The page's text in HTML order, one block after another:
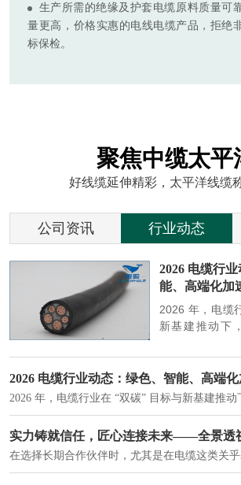
生产所需的绝缘及护套电缆原料质量可
量更高，价格实惠的电线电缆产品，拒绝
标保检。
聚焦中缆太平
好线缆延伸精彩，太平洋线缆
公司资讯 行业动态
2026 电缆行
能、高端化加
2026 年，电缆
新基建推动下
大清晰趋势，市
2026 电缆行业动态：绿色、智能、高端